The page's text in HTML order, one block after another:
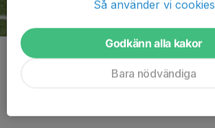
Kommentarer
Så använder vi cookies
Godkänn alla kakor
Bara nödvändiga